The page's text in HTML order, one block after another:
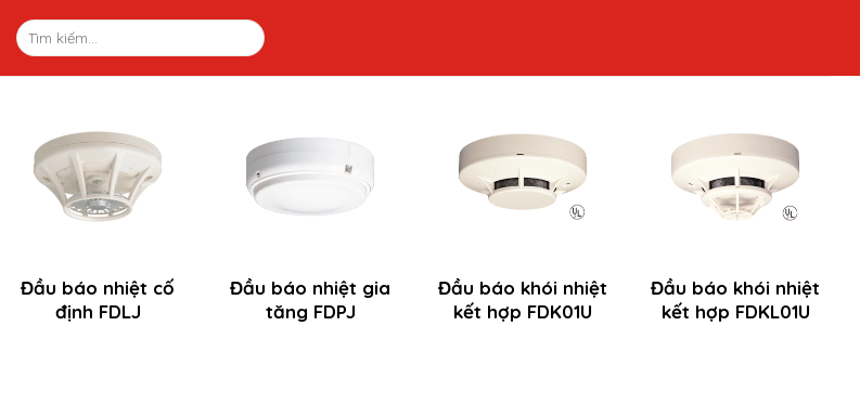
Đầu báo nhiệt cố
định FDLJ
Đầu báo nhiệt gia
tăng FDPJ
Đầu báo khói nhiệt
kết hợp FDK01U
Đầu báo khói nhiệt
kết hợp FDKL01U